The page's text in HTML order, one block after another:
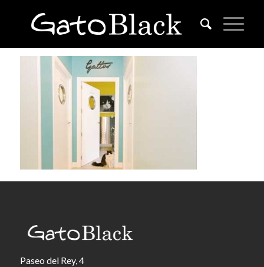
Paseo del Rey, 4